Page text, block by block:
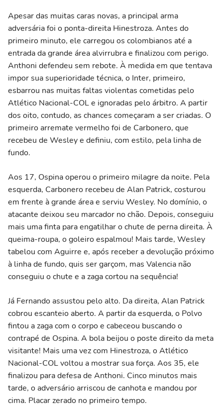
Apesar das muitas caras novas, a principal arma
adversária foi o ponta-direita Hinestroza. Antes do
primeiro minuto, ele carregou os colombianos até a
entrada da grande área alvirrubra e finalizou com perigo.
Anthoni defendeu sem rebote. À medida em que tentava
impor sua superioridade técnica, o Inter, primeiro,
esbarrou nas muitas faltas violentas cometidas pelo
Atlético Nacional-COL e ignoradas pelo árbitro. A partir
dos oito, contudo, as chances começaram a ser criadas. O
primeiro arremate vermelho foi de Carbonero, que
recebeu de Wesley e definiu, com estilo, pela linha de
fundo.
Aos 17, Ospina operou o primeiro milagre da noite. Pela
esquerda, Carbonero recebeu de Alan Patrick, costurou
em frente à grande área e serviu Wesley. No domínio, o
atacante deixou seu marcador no chão. Depois, conseguiu
mais uma finta para engatilhar o chute de perna direita. À
queima-roupa, o goleiro espalmou! Mais tarde, Wesley
tabelou com Aguirre e, após receber a devolução próximo
à linha de fundo, quis ser garçom, mas Valencia não
conseguiu o chute e a zaga cortou na sequência!
Já Fernando assustou pelo alto. Da direita, Alan Patrick
cobrou escanteio aberto. A partir da esquerda, o Polvo
fintou a zaga com o corpo e cabeceou buscando o
contrapé de Ospina. A bola beijou o poste direito da meta
visitante! Mais uma vez com Hinestroza, o Atlético
Nacional-COL voltou a mostrar sua força. Aos 35, ele
finalizou para defesa de Anthoni. Cinco minutos mais
tarde, o adversário arriscou de canhota e mandou por
cima. Placar zerado no primeiro tempo.